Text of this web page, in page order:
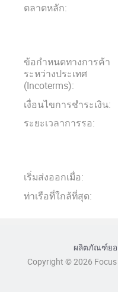
ตลาดหลัก:
ข้อกำหนดทางการค้า
ระหว่างประเทศ
(Incoterms):
เงื่อนไขการชำระเงิน:
ระยะเวลาการรอ:
เริ่มส่งออกเมื่อ:
ท่าเรือที่ใกล้ที่สุด:
ผลิตภัณฑ์ย
Copyright © 2026